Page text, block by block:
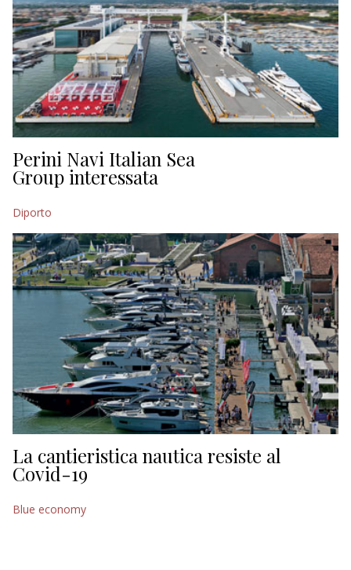
Perini Navi Italian Sea
Group interessata
Diporto
La cantieristica nautica resiste al
Covid-19
Blue economy